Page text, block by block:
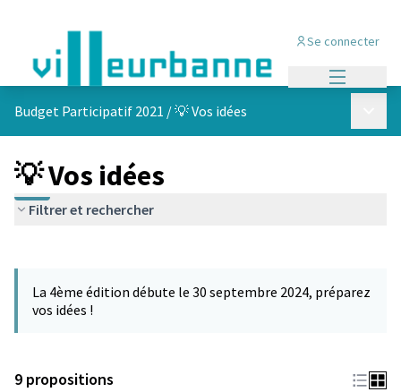
Se connecter
Budget Participatif 2021 /💡 Vos idées
💡 Vos idées
Filtrer et rechercher
La 4ème édition débute le 30 septembre 2024, préparez
vos idées !
9 propositions